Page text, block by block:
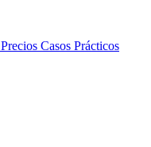
Precios Casos Prácticos